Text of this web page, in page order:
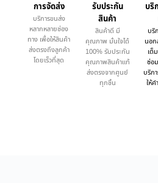
การจัดส่ง
บริการขนส่ง
หลากหลายช่อง
ทาง เพื่อให้สินค้า
ส่งตรงถึงลูกค้า
โดยเร็วที่สุด
รับประกัน
สินค้า
สินค้าดี มี
คุณภาพ มั่นใจได้
100% รับประกัน
คุณภาพสินค้าแท้
ส่งตรงจากศูนย์
ทุกชิ้น
บริ
บริ
นอก
เต็
ซ่อ
บริก
ให้